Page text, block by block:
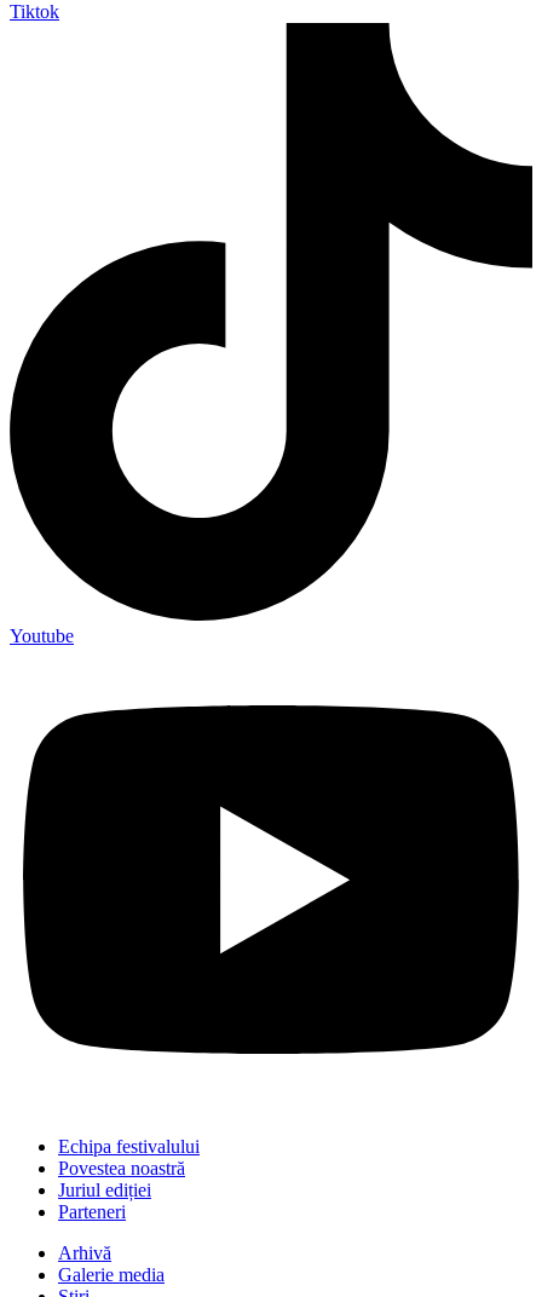
Tiktok
Youtube
Echipa festivalului
Povestea noastră
Juriul ediției
Parteneri
Arhivă
Galerie media